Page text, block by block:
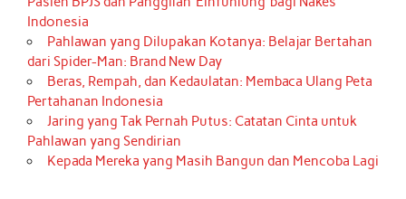
Indonesia
Pahlawan yang Dilupakan Kotanya: Belajar Bertahan
dari Spider-Man: Brand New Day
Beras, Rempah, dan Kedaulatan: Membaca Ulang Peta
Pertahanan Indonesia
Jaring yang Tak Pernah Putus: Catatan Cinta untuk
Pahlawan yang Sendirian
Kepada Mereka yang Masih Bangun dan Mencoba Lagi